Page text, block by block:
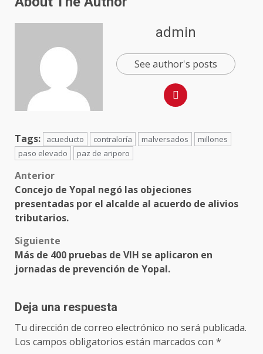
admin
See author's posts
Tags: acueducto contraloría malversados
millones
paso elevado
paz de ariporo
Post
navigation
Anterior
Concejo de Yopal negó las objeciones
presentadas por el alcalde al acuerdo de alivios
tributarios.
Siguiente
Más de 400 pruebas de VIH se aplicaron en
jornadas de prevención de Yopal.
Deja una respuesta
Tu dirección de correo electrónico no será publicada.
Los campos obligatorios están marcados con *